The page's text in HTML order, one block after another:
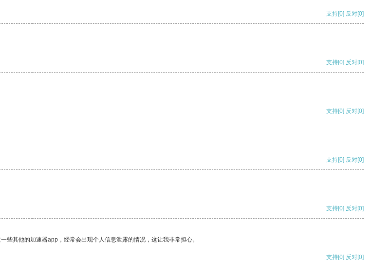
支持[0] 反对[0]
支持[0] 反对[0]
支持[0] 反对[0]
支持[0] 反对[0]
支持[0] 反对[0]
其他的加速器app，经常会出现个人信息泄露的情况，这让我非常担心。
支持[0] 反对[0]